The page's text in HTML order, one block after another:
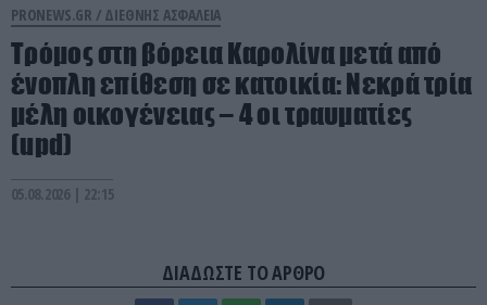
PRONEWS.GR / ΔΙΕΘΝΗΣ ΑΣΦΑΛΕΙΑ
Τρόμος στη βόρεια Καρολίνα μετά από
ένοπλη επίθεση σε κατοικία: Νεκρά τρία
μέλη οικογένειας – 4 οι τραυματίες
(upd)
05.08.2026 | 22:15
ΔΙΑΔΩΣΤΕ ΤΟ ΑΡΘΡΟ